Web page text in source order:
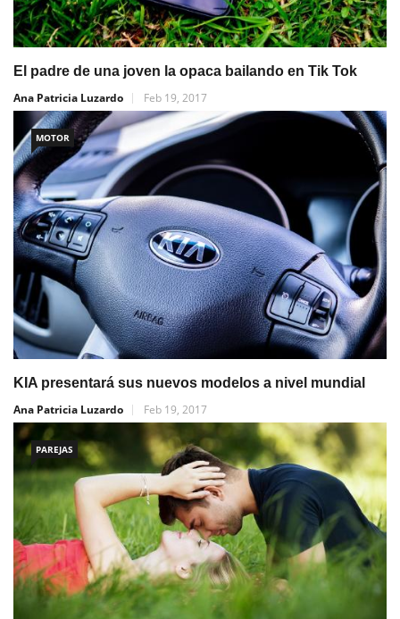
El padre de una joven la opaca bailando en Tik Tok
Ana Patricia Luzardo
Feb 19, 2017
MOTOR
KIA presentará sus nuevos modelos a nivel mundial
Ana Patricia Luzardo
Feb 19, 2017
PAREJAS